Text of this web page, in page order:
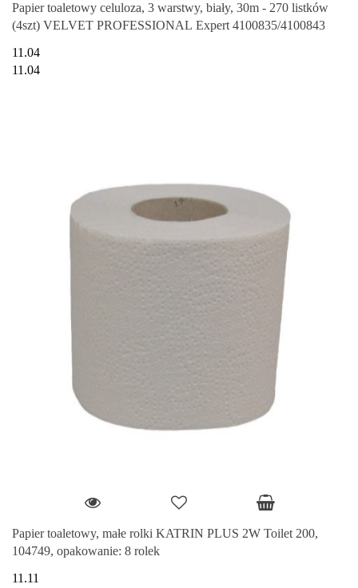
Papier toaletowy celuloza, 3 warstwy, biały, 30m - 270 listków
(4szt) VELVET PROFESSIONAL Expert 4100835/4100843
11.04
11.04
Papier toaletowy, małe rolki KATRIN PLUS 2W Toilet 200,
104749, opakowanie: 8 rolek
11.11